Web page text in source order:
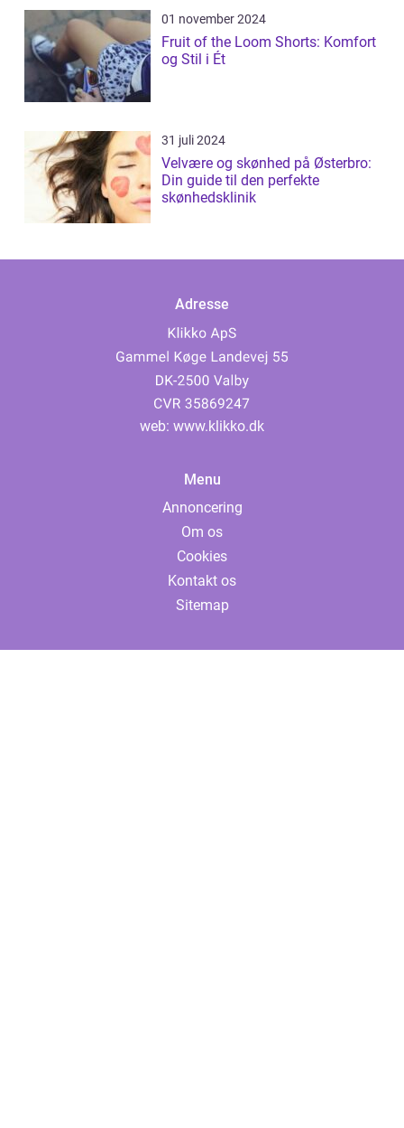
01 november 2024
Fruit of the Loom Shorts: Komfort
og Stil i Ét
31 juli 2024
Velvære og skønhed på Østerbro:
Din guide til den perfekte
skønhedsklinik
Adresse
web: www.klikko.dk
Menu
Annoncering
Om os
Cookies
Kontakt os
Sitemap